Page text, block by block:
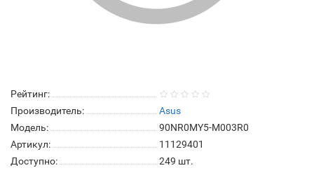
Рейтинг:
Производитель:
Asus
Модель:
90NR0MY5-M003R0
Артикул:
11129401
Доступно:
249 шт.